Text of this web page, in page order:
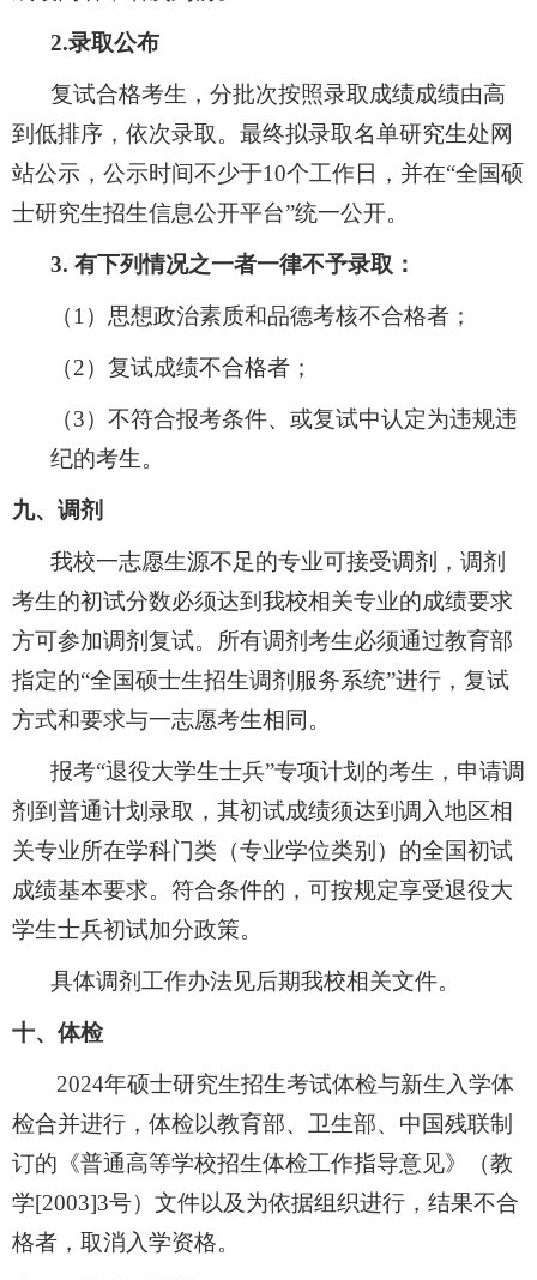
2.录取公布
复试合格考生，分批次按照录取成绩成绩由高
到低排序，依次录取。最终拟录取名单研究生处网
站公示，公示时间不少于10个工作日，并在“全国硕
士研究生招生信息公开平台”统一公开。
3. 有下列情况之一者一律不予录取：
（1） 思想政治素质和品德考核不合格者；
（2） 复试成绩不合格者；
（3） 不符合报考条件、或复试中认定为违规违
纪的考生。
九、调剂
我校一志愿生源不足的专业可接受调剂，调剂
考生的初试分数必须达到我校相关专业的成绩要求
方可参加调剂复试。所有调剂考生必须通过教育部
指定的“全国硕士生招生调剂服务系统”进行，复试
方式和要求与一志愿考生相同。
报考“退役大学生士兵”专项计划的考生，申请调
剂到普通计划录取，其初试成绩须达到调入地区相
关专业所在学科门类（专业学位类别）的全国初试
成绩基本要求。符合条件的，可按规定享受退役大
学生士兵初试加分政策。
具体调剂工作办法见后期我校相关文件。
十、体检
2024年硕士研究生招生考试体检与新生入学体
检合并进行，体检以教育部、卫生部、中国残联制
订的《普通高等学校招生体检工作指导意见》（教
学[2003]3号）文件以及为依据组织进行，结果不合
格者，取消入学资格。